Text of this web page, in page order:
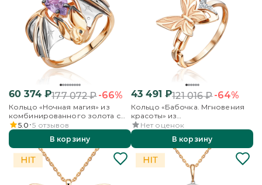
60 374₽177 072₽-66%
Кольцо «Ночная магия» из
комбинированного золота с
аметистом
5.0 5 отзывов
В корзину
43 491 ₽121 016₽-64%
Кольцо «Бабочка. Мгновения
красоты» из
комбинированного золота с
бриллиантами
Нет оценок
В корзину